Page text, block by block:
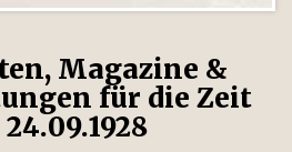
Magazine &
für die Zeit